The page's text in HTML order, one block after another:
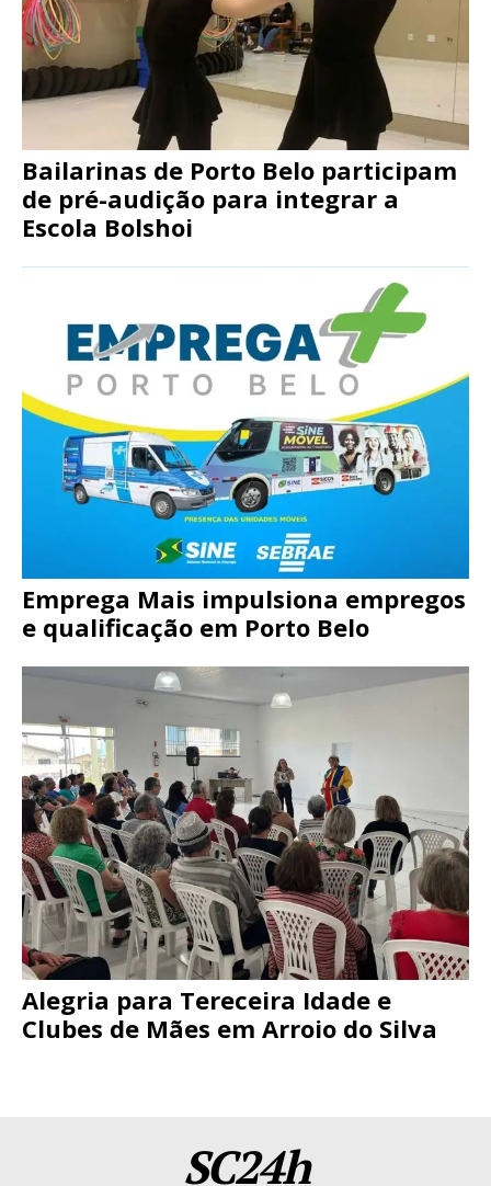
Bailarinas de Porto Belo participam
de pré-audição para integrar a
Escola Bolshoi
Emprega Mais impulsiona empregos
e qualificação em Porto Belo
Alegria para Tereceira Idade e
Clubes de Mães em Arroio do Silva
SC24h